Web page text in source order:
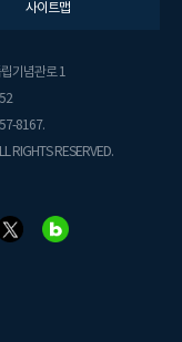
사이트맵
기념관로 1
8167.
RIGHTS RESERVED.